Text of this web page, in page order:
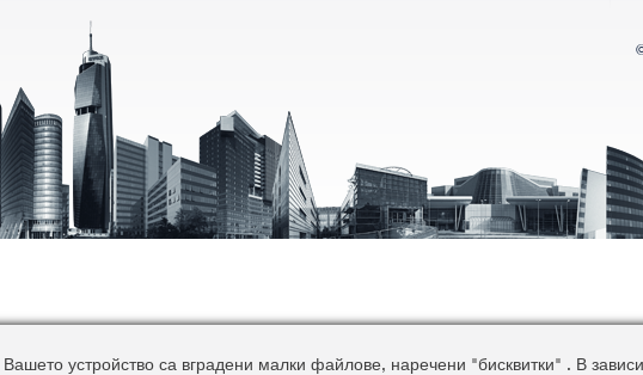
устройство са вградени малки файлове, наречени "бисквитки" . В